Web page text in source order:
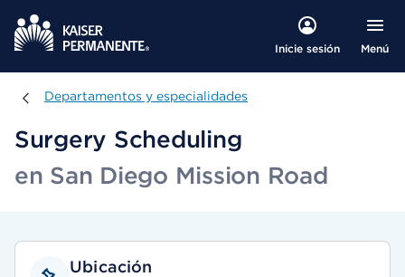
Inicie sesión Menú
Departamentos y especialidades
Departamentos y especialidades
Surgery Scheduling
en San Diego Mission Road
Ubicación